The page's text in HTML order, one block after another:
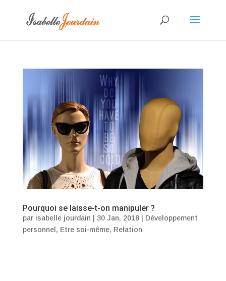
Pourquoi se laisse-t-on manipuler ?
par isabelle jourdain | 30 Jan, 2018| Développement
personnel, Etre soi-même, Relation